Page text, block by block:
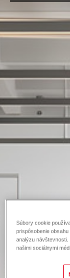
Súbory cookie
prispôsobenie
analýzu návštevnosti.
našimi sociálnymi